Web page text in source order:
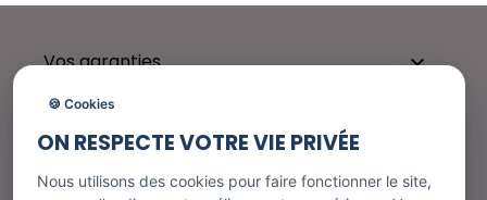
Vos garanties 
Besoin d'aide ?
🍪 Cookies
ON RESPECTE VOTRE VIE PRIVÉE
Nous utilisons des cookies pour faire fonctionner le site,